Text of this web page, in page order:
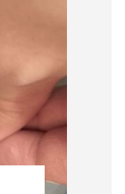
釉色
相